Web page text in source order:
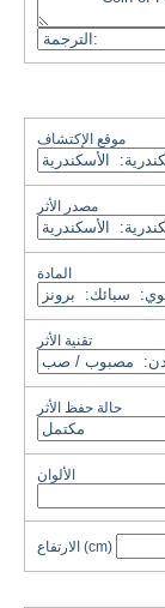
موقع الإكتشاف
مصدر الأثر
المادة
تقنية الأثر
حالة حفظ الأثر
الألوان
الارتفاع (cm)